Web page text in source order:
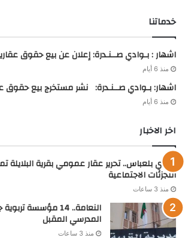
خدماتنا
اشهار : بـوادي صــنـدرة: إعلان عن بيع حقوق
منذ 6 أيام
اشهار: بـوادي صــنـدرة: نشر مستخرج بيع حقوق
منذ 6 أيام
اخر الاخبار
سيدي بلعباس.. تحرير عقار عمومي بقرية البلايلة
التجزئات الاجتماعية
منذ 3 ساعات
النعامة.. 14 مؤسسة
المدرسي المقبل
منذ 3 ساعات